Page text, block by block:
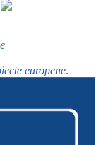
europene.